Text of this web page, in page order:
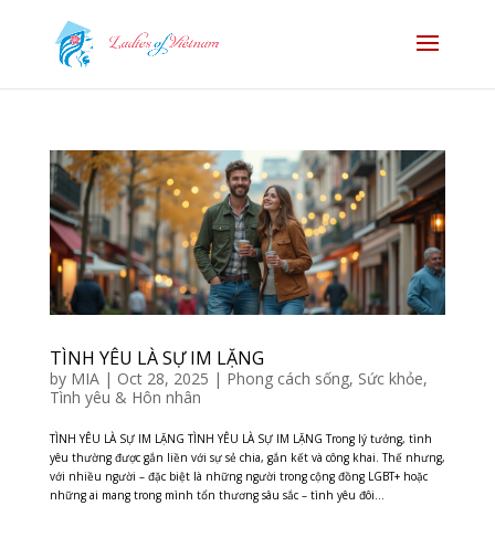
TÌNH YÊU LÀ SỰ IM LẶNG
by MIA| Oct 28, 2025 | Phong cách sống, Sức khỏe,
Tình yêu & Hôn nhân
TÌNH YÊU LÀ SỰ IM LẶNG TÌNH YÊU LÀ SỰ IM LẶNG Trong lý tưởng, tình
yêu thường được gắn liền với sự sẻ chia, gắn kết và công khai. Thế nhưng,
với nhiều người – đặc biệt là những người trong cộng đồng LGBT+ hoặc
những ai mang trong mình tổn thương sâu sắc – tình yêu đôi...